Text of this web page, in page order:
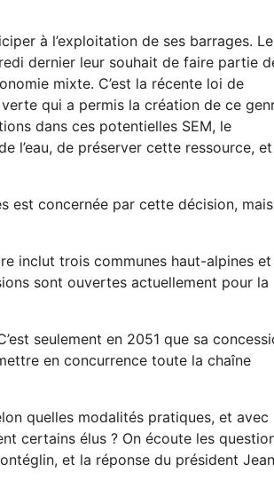
à l’exploitation de ses barrages.
dernier leur souhait de faire partie
mixte. C’est la récente loi de
qui a permis la création de ce
dans ces potentielles SEM, le
l’eau, de préserver cette ressource, et
est concernée par cette décision, mais
inclut trois communes haut-alpines et
sont ouvertes actuellement pour la
seulement en 2051 que sa
en concurrence toute la chaîne
quelles modalités pratiques, et avec
certains élus ? On écoute les
et la réponse du président